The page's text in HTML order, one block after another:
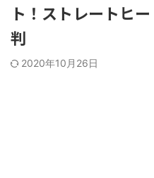
ト！ストレートヒ
判
2020年10月26日